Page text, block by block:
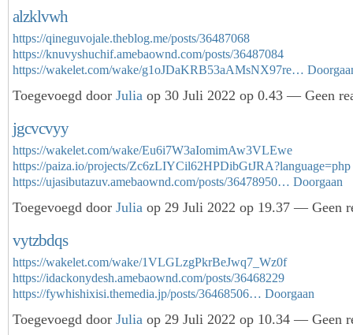
alzklvwh
https://qineguvojale.theblog.me/posts/36487068
https://knuvyshuchif.amebaownd.com/posts/36487084
https://wakelet.com/wake/g1oJDaKRB53aAMsNX97re…
Toegevoegd door Julia op 30 Juli 2022 op 0.43 — Geen
jgcvcvyy
https://wakelet.com/wake/Eu6i7W3aIomimAw3VLEwe
https://paiza.io/projects/Zc6zLIYCil62HPDibGtJRA?language=php
https://ujasibutazuv.amebaownd.com/posts/36478950… Doorgaan
Toegevoegd door Julia op 29 Juli 2022 op 19.37 — Geen
vytzbdqs
https://wakelet.com/wake/1VLGLzgPkrBeJwq7_Wz0f
https://idackonydesh.amebaownd.com/posts/36468229
https://fywhishixisi.themedia.jp/posts/36468506… Doorgaan
Toegevoegd door Julia op 29 Juli 2022 op 10.34 — Geen